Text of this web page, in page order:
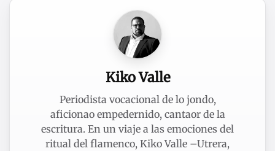
Kiko Valle
Periodista vocacional de lo jondo,
aficionao empedernido, cantaor de la
escritura. En un viaje a las emociones del
ritual del flamenco, Kiko Valle –Utrera,